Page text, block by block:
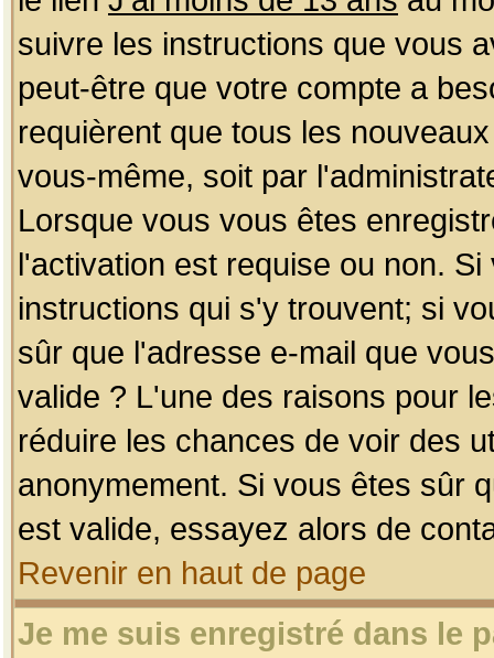
suivre les instructions que vous
peut-être que votre compte a
requièrent que tous les
vous-même, soit par
Lorsque vous vous êtes
l'activation est requise ou non.
instructions qui s'y trouvent; si
sûr que l'adresse e-mail que
valide ? L'une des raisons pour
réduire les chances de voir des
anonymement. Si vous êtes sûr
est valide, essayez alors de
Revenir en haut de page
Je me suis enregistré dans le